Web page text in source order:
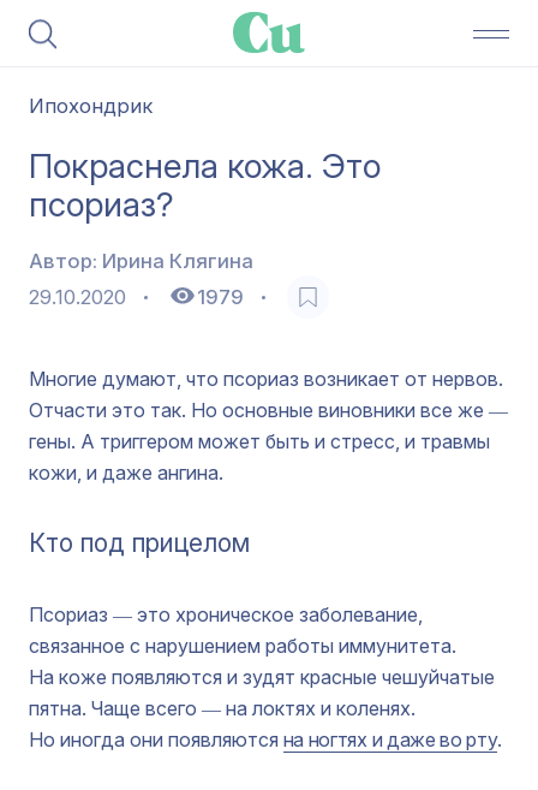
Ипохондрик
Покраснела кожа. Это
псориаз?
Автор: Ирина Клягина
29.10.2020
1979
Многие думают, что псориаз возникает от нервов.
Отчасти это так. Но основные виновники все же ―
гены. А триггером может быть и стресс, и травмы
кожи, и даже ангина.
Кто под прицелом
Псориаз ― это хроническое заболевание,
связанное с нарушением работы иммунитета.
На коже появляются и зудят красные чешуйчатые
пятна. Чаще всего ― на локтях и коленях.
Но иногда они появляются на ногтях и даже во рту.